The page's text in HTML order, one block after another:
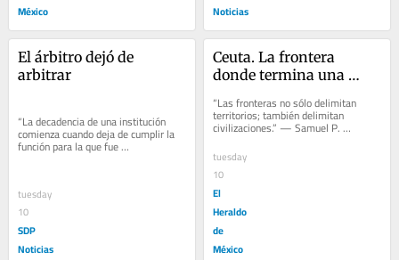
México
Noticias
El árbitro dejó de
arbitrar
“La decadencia de una institución
comienza cuando deja de cumplir la
función para la que fue
creada.”Samuel P. Huntington “La
tuesday
10
SDP
Noticias
Ceuta. La frontera
donde termina una
“Las fronteras no sólo delimitan
territorios; también delimitan
civilizaciones.” — Samuel P.
delimitan...
tuesday
10
El
Heraldo
de
México